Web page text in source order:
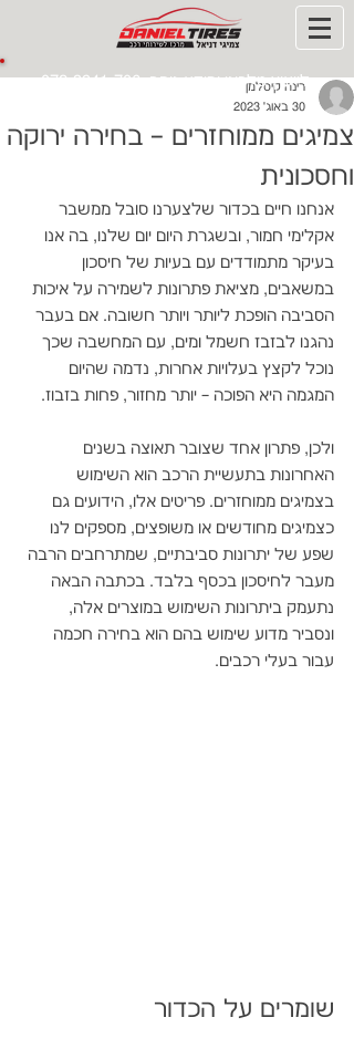
צמיגים ממוחזרים – בחירה ירוקה
וחסכונית
רינה קיסלמן
30 באוג׳ 2023
אנחנו חיים בכדור שלצערנו סובל ממשבר
אקלימי חמור, ובשגרת היום יום שלנו, בה אנו
בעיקר מתמודדים עם בעיות של חיסכון
במשאבים, מציאת פתרונות לשמירה על איכות
הסביבה הופכת ליותר ויותר חשובה. אם בעבר
נהגנו לבזבז חשמל ומים, עם המחשבה שכך
נוכל לקצץ בעלויות אחרות, נדמה שהיום
המגמה היא הפוכה – יותר מחזור, פחות בזבוז.
ולכן, פתרון אחד שצובר תאוצה בשנים
האחרונות בתעשיית הרכב הוא השימוש
בצמיגים ממוחזרים. פריטים אלו, הידועים גם
כצמיגים מחודשים או משופצים, מספקים לנו
שפע של יתרונות סביבתיים, שמתרחבים הרבה
מעבר לחיסכון בכסף בלבד. בכתבה הבאה
נתעמק ביתרונות השימוש במוצרים אלה,
ונסביר מדוע שימוש בהם הוא בחירה חכמה
עבור בעלי רכבים.
שומרים על הכדור
לייעוץ טלפוני ומידע נוסף:072-3941-706